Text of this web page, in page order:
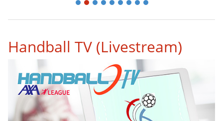
1 2 3 4 5 6 7 8 9
Handball TV (Livestream)